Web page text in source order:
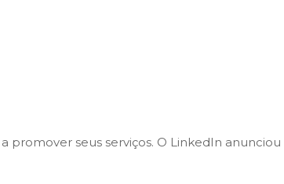
promover seus serviços. O LinkedIn